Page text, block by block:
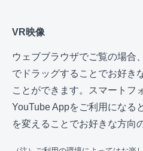
VR映像
ウェブブラウザでご覧の場合
でドラッグすることでお好き
ことができます。スマートフ
YouTube Appをご利用になる
を変えることでお好きな方向